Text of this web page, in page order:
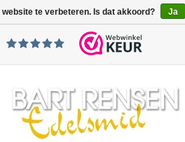
te verbeteren. Is dat akkoord? Ja